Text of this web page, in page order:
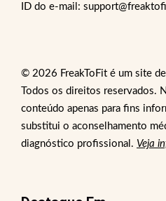
ID do e-mail:
© 2026 FreakToFit é um site
Todos os direitos reservados.
conteúdo apenas para fins
substitui o aconselhamento
diagnóstico profissional. Veja